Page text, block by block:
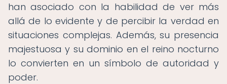
han asociado con la habilidad de ver más
allá de lo evidente y de percibir la verdad en
situaciones complejas. Además, su presencia
majestuosa y su dominio en el reino nocturno
lo convierten en un símbolo de autoridad y
poder.